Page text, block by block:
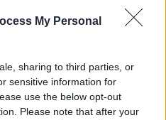
My Personal
sharing to third parties, or
sensitive information for
use the below opt-out
Please note that after your